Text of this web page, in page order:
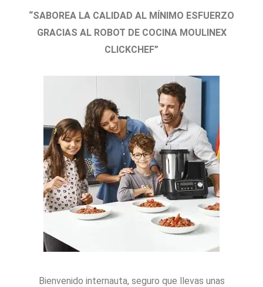
“SABOREA LA CALIDAD AL MÍNIMO ESFUERZO
GRACIAS AL ROBOT DE COCINA MOULINEX
CLICKCHEF”
Bienvenido internauta, seguro que llevas unas